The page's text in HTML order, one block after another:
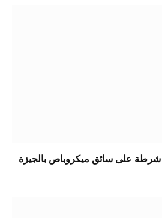
على سائق ميكروباص بالجيزة